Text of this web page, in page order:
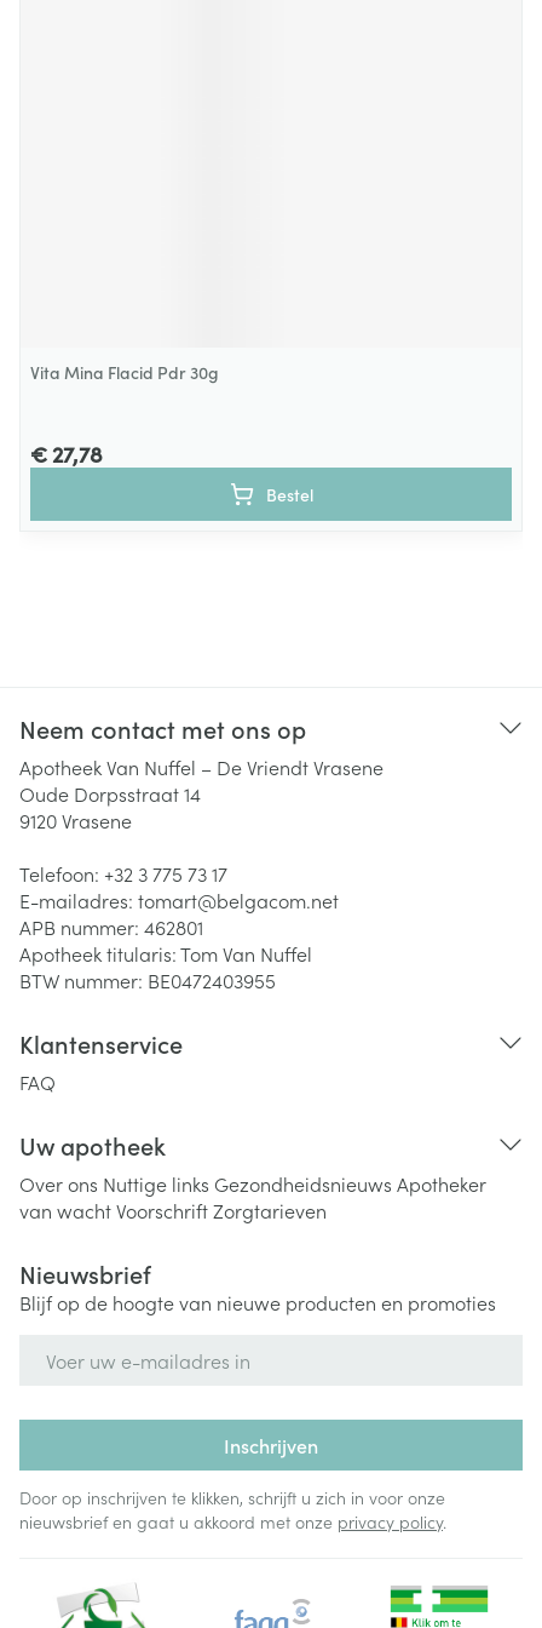
Vita Mina Flacid Pdr 30g
€ 27,78
Bestel
Neem contact met ons op
Apotheek Van Nuffel – De Vriendt Vrasene
Oude Dorpsstraat 14
9120Vrasene
Telefoon: +32 3 775 73 17
E-mailadres: tomart@belgacom.net
APB nummer: 462801
Apotheek titularis:Tom Van Nuffel
BTW nummer: BE0472403955
Klantenservice
FAQ
Uw apotheek
Over ons Nuttige links Gezondheidsnieuws Apotheker
van wachtVoorschriftZorgtarieven
Nieuwsbrief
Blijf op de hoogte van nieuwe producten en promoties
Inschrijven
Door op inschrijven te klikken, schrijft u zich in voor onze
nieuwsbrief en gaat u akkoord met onze privacy policy.